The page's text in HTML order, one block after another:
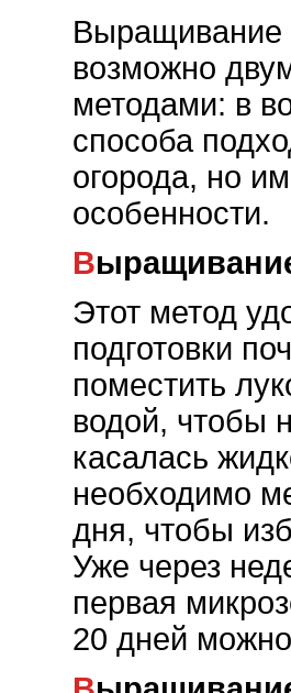
Выращивание
возможно
методами: в
способа
огорода, но
особенности.
Этот метод
подготовки
поместить
водой, чтобы
касалась
необходимо
дня, чтобы
Уже через
первая
20 дней